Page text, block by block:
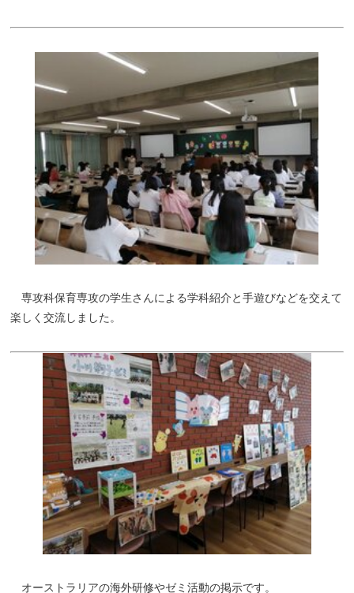
専攻科保育専攻の学生さんによる学科紹介と手遊びなどを交えて
楽しく交流しました。
オーストラリアの海外研修やゼミ活動の掲示です。